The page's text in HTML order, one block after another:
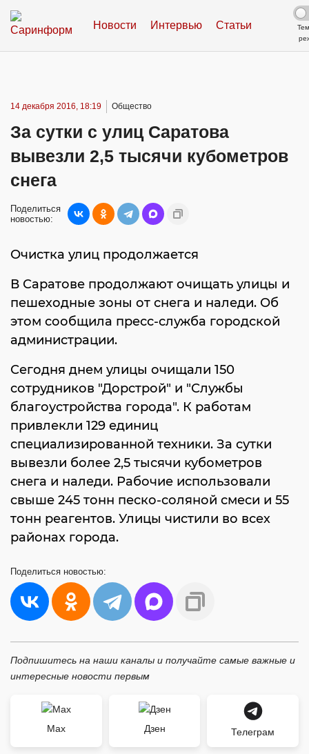
Новости Интервью Статьи
14 декабря 2016, 18:19 Общество
За сутки с улиц Саратова
вывезли 2,5 тысячи кубометров
снега
Поделиться
новостью:
Очистка улиц продолжается
В Саратове продолжают очищать улицы и
пешеходные зоны от снега и наледи. Об
этом сообщила пресс-служба городской
администрации.
Сегодня днем улицы очищали 150
сотрудников "Дорстрой" и "Службы
благоустройства города". К работам
привлекли 129 единиц
специализированной техники. За сутки
вывезли более 2,5 тысячи кубометров
снега и наледи. Рабочие использовали
свыше 245 тонн песко-соляной смеси и 55
тонн реагентов. Улицы чистили во всех
районах города.
Поделиться новостью:
Подпишитесь на наши каналы и получайте самые важные и
интересные новости первым
Max Дзен Телеграм